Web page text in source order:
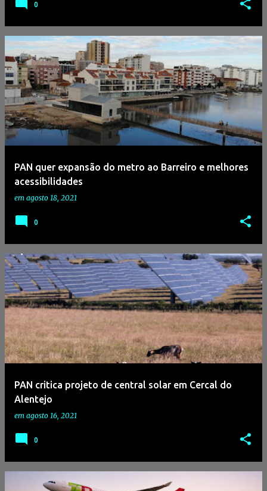
0
PAN quer expansão do metro ao Barreiro e melhores
acessibilidades
em agosto 18, 2021
0
PAN critica projeto de central solar em Cercal do
Alentejo
em agosto 16, 2021
0